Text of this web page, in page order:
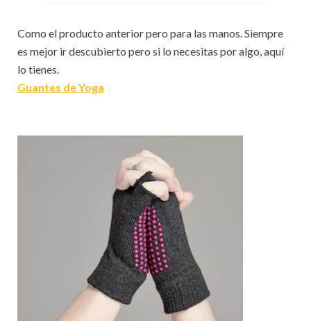
Como el producto anterior pero para las manos. Siempre
es mejor ir descubierto pero si lo necesitas por algo, aquí
lo tienes.
Guantes de Yoga